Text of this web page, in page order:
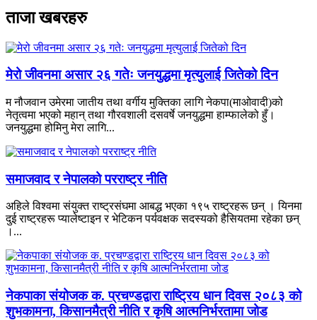
ताजा खबरहरु
मेरो जीवनमा असार २६ गतेः जनयुद्धमा मृत्युलाई जितेको दिन
म नौजवान उमेरमा जातीय तथा वर्गीय मुक्तिका लागि नेकपा(माओवादी)को
नेतृत्वमा भएको महान् तथा गौरवशाली दसवर्षे जनयुद्धमा हाम्फालेको हुँ।
जनयुद्धमा होमिनु मेरा लागि...
समाजवाद र नेपालको परराष्ट्र नीति
अहिले विश्वमा संयुक्त राष्ट्रसंघमा आबद्ध भएका १९५ राष्ट्रहरू छन् । यिनमा
दुई राष्ट्रहरू प्यालेष्टाइन र भेटिकन पर्यवक्षक सदस्यको हैसियतमा रहेका छन्
।...
नेकपाका संयोजक क. प्रचण्डद्वारा राष्ट्रिय धान दिवस २०८३ को
शुभकामना, किसानमैत्री नीति र कृषि आत्मनिर्भरतामा जोड